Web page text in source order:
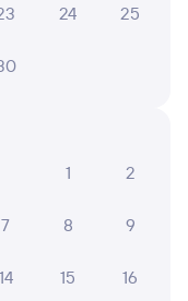
Надежде!!!
24 25
1
2
7 8 9
14 15 16